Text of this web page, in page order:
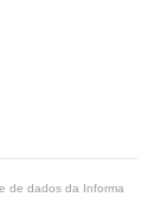
de dados da Informa